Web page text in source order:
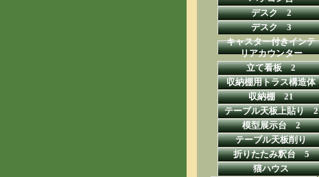
デスク 2
デスク 3
キャスター付きインテ
リアカウンター
立て看板 2
収納棚用トラス構造体
収納棚 21
テーブル天板上貼り 2
模型展示台 2
テーブル天板削り
折りたたみ釈台 5
猫ハウス